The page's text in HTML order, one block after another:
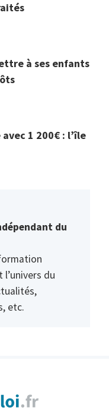
à ses enfants
1 200€ : l’île
du
du
etc.